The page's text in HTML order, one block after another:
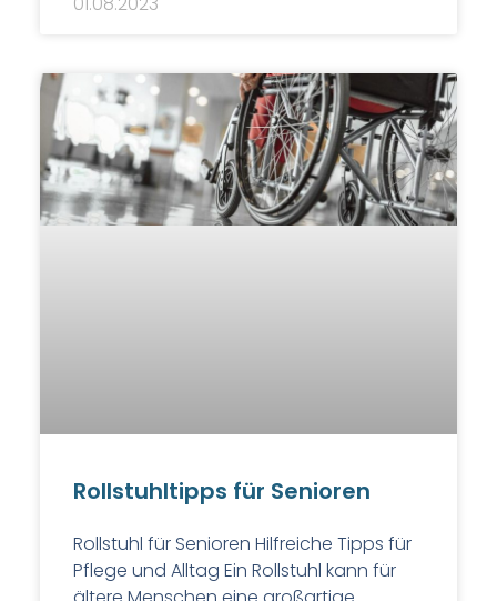
Rollstuhltipps für Senioren
Rollstuhl für Senioren Hilfreiche Tipps für
Pflege und Alltag Ein Rollstuhl kann für